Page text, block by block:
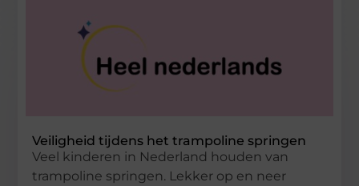
Veiligheid tijdens het trampoline springen
Veel kinderen in Nederland houden van
trampoline springen. Lekker op en neer